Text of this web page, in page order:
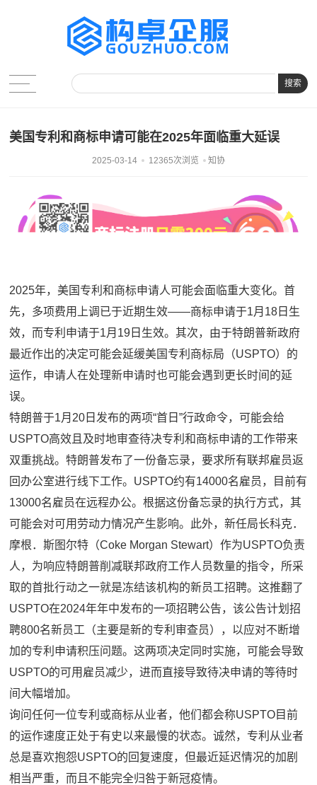
搜索
美国专利和商标申请可能在2025年面临重大延误
2025-03-14 12365次浏览 知协
2025年，美国专利和商标申请人可能会面临重大变化。首
先，多项费用上调已于近期生效——商标申请于1月18日生
效，而专利申请于1月19日生效。其次，由于特朗普新政府
最近作出的决定可能会延缓美国专利商标局（USPTO）的
运作，申请人在处理新申请时也可能会遇到更长时间的延
误。
特朗普于1月20日发布的两项“首日”行政命令，可能会给
USPTO高效且及时地审查待决专利和商标申请的工作带来
双重挑战。特朗普发布了一份备忘录，要求所有联邦雇员返
回办公室进行线下工作。USPTO约有14000名雇员，目前有
13000名雇员在远程办公。根据这份备忘录的执行方式，其
可能会对可用劳动力情况产生影响。此外，新任局长科克．
摩根．斯图尔特（Coke Morgan Stewart）作为USPTO负责
人，为响应特朗普削减联邦政府工作人员数量的指令，所采
取的首批行动之一就是冻结该机构的新员工招聘。这推翻了
USPTO在2024年年中发布的一项招聘公告，该公告计划招
聘800名新员工（主要是新的专利审查员），以应对不断增
加的专利申请积压问题。这两项决定同时实施，可能会导致
USPTO的可用雇员减少，进而直接导致待决申请的等待时
间大幅增加。
询问任何一位专利或商标从业者，他们都会称USPTO目前
的运作速度正处于有史以来最慢的状态。诚然，专利从业者
总是喜欢抱怨USPTO的回复速度，但最近延迟情况的加剧
相当严重，而且不能完全归咎于新冠疫情。